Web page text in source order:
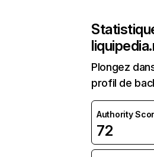
Plongez
profil de
Authority
72